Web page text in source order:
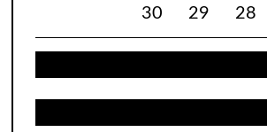
28
29
30